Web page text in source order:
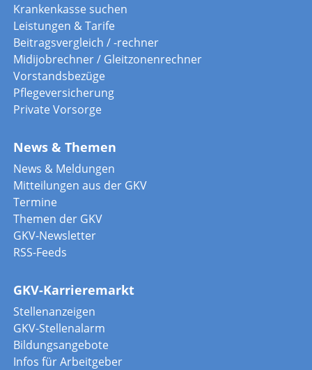
Krankenkasse suchen
Leistungen & Tarife
Beitragsvergleich / -rechner
Midijobrechner / Gleitzonenrechner
Vorstandsbezüge
Pflegeversicherung
Private Vorsorge
News & Themen
News & Meldungen
Mitteilungen aus der GKV
Termine
Themen der GKV
GKV-Newsletter
RSS-Feeds
GKV-Karrieremarkt
Stellenanzeigen
GKV-Stellenalarm
Bildungsangebote
Infos für Arbeitgeber